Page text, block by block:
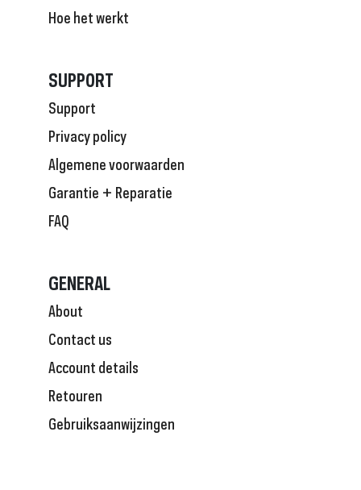
Hoe het werkt
SUPPORT
Support
Privacy policy
Algemene voorwaarden
Garantie + Reparatie
FAQ
GENERAL
About
Contact us
Account details
Retouren
Gebruiksaanwijzingen